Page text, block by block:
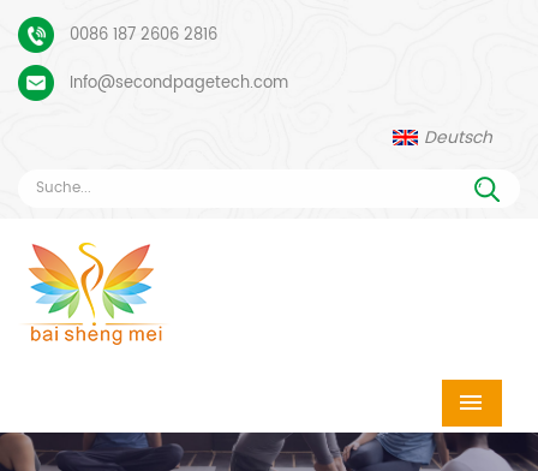
0086 187 2606 2816
Info@secondpagetech.com
Deutsch